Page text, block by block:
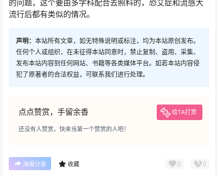
的问题，这个要由多学科配合去照料的，恐艾症和流感大
流行后都有类似的情况。
声明： 本站所有文章，如无特殊说明或标注，均为本站原创发布。
任何个人或组织，在未征得本站同意时，禁止复制、盗用、采集、
发布本站内容到任何网站、书籍等各类媒体平台。如若本站内容侵
犯了原著者的合法权益，可联系我们进行处理。
点点赞赏，手留余香 给TA打赏
还没有人赞赏，快来当第一个赞赏的人吧！
海报分享 收藏 0 0